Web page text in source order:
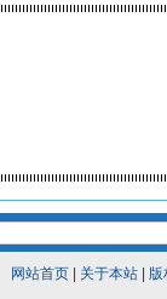
网站首页| 关于本站| 版